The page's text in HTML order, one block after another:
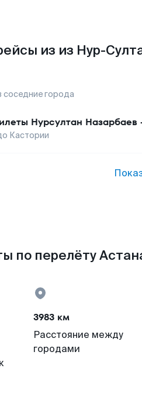
из из Нур-
соседние города
Нурсултан Назарбаев
Кастории
по перелёту
3983 км
Расстояние между
городами